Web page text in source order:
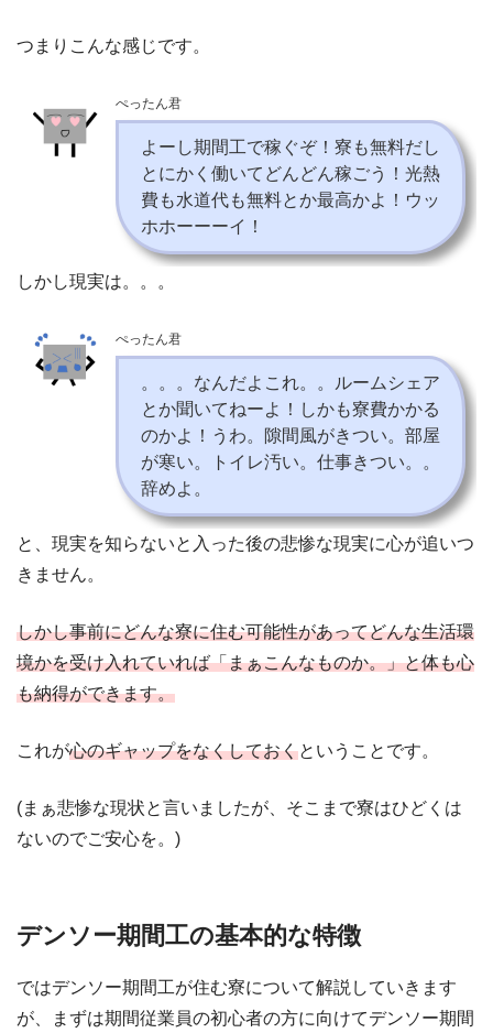
つまりこんな感じです。
ぺったん君
よーし期間工で稼ぐぞ！寮も無料だし
とにかく働いてどんどん稼ごう！光熱
費も水道代も無料とか最高かよ！ウッ
ホホーーーイ！
しかし現実は。。。
ぺったん君
。。。なんだよこれ。。ルームシェア
とか聞いてねーよ！しかも寮費かかる
のかよ！うわ。隙間風がきつい。部屋
が寒い。トイレ汚い。仕事きつい。。
辞めよ。
と、現実を知らないと入った後の悲惨な現実に心が追いつ
きません。
しかし事前にどんな寮に住む可能性があってどんな生活環
境かを受け入れていれば「まぁこんなものか。」と体も心
も納得ができます。
これが心のギャップをなくしておくということです。
(まぁ悲惨な現状と言いましたが、そこまで寮はひどくは
ないのでご安心を。)
デンソー期間工の基本的な特徴
ではデンソー期間工が住む寮について解説していきます
が、まずは期間従業員の初心者の方に向けてデンソー期間